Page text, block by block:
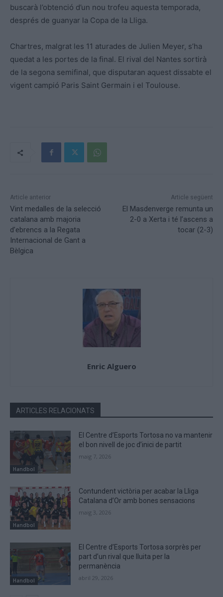
buscarà l’obtenció d’un nou trofeu aquesta temporada,
després de guanyar la Copa de la Lliga.
Chartres, malgrat les 11 aturades de Julien Meyer, s’ha
quedat a les portes de la final. El rival del Nantes sortirà
de la segona semifinal, que disputaran aquest dissabte el
vigent campió Paris Saint Germain i el Toulouse.
Article anterior
Vint medalles de la selecció
catalana amb majoria
d’ebrencs a la Regata
Internacional de Gant a
Bèlgica
Article següent
El Masdenverge remunta un
2-0 a Xerta i té l’ascens a
tocar (2-3)
Enric Alguero
ARTICLES RELACIONATS
Handbol
El Centre d’Esports Tortosa no va mantenir
el bon nivell de joc d’inici de partit
maig 7, 2026
Handbol
Contundent victòria per acabar la Lliga
Catalana d’Or amb bones sensacions
maig 3, 2026
Handbol
El Centre d’Esports Tortosa sorprès per
part d’un rival que lluita per la
permanència
abril 29, 2026